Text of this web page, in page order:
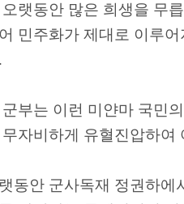
랫동안 많은 희생을 무
민주화가 제대로 이루
.
부는 이런 미얀마 국민
자비하게 유혈진압하
동안 군사독재 정권하